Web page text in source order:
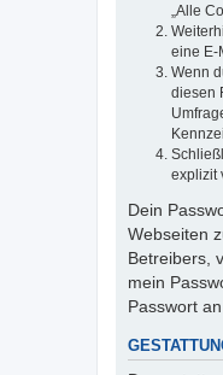
„Alle
eine E-
Wenn
diesen
explizit
Dein
Webseiten
Betreibers,
mein
Passwort